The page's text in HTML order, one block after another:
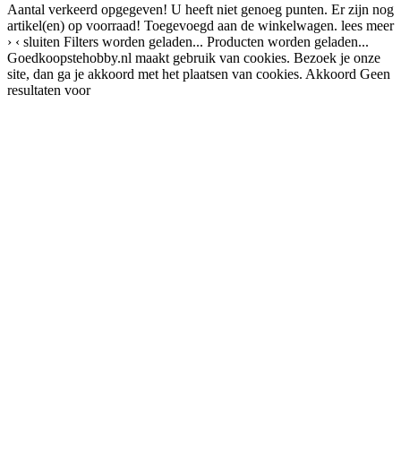
Aantal verkeerd opgegeven! U heeft niet genoeg punten. Er zijn nog
artikel(en) op voorraad! Toegevoegd aan de winkelwagen. lees meer
› ‹ sluiten Filters worden geladen... Producten worden geladen...
Goedkoopstehobby.nl maakt gebruik van cookies. Bezoek je onze
site, dan ga je akkoord met het plaatsen van cookies. Akkoord Geen
resultaten voor